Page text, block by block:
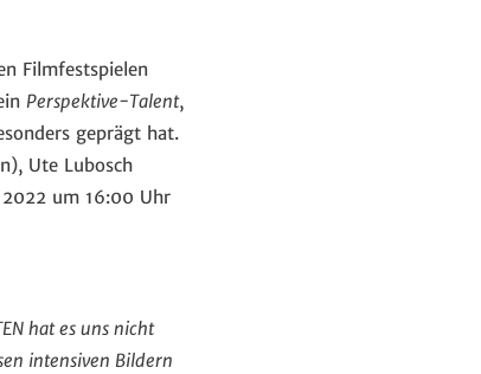
Filmfestspielen
Perspektive-Talent,
geprägt hat.
Ute Lubosch
2022 um 16:00 Uhr
hat es uns nicht
intensiven Bildern